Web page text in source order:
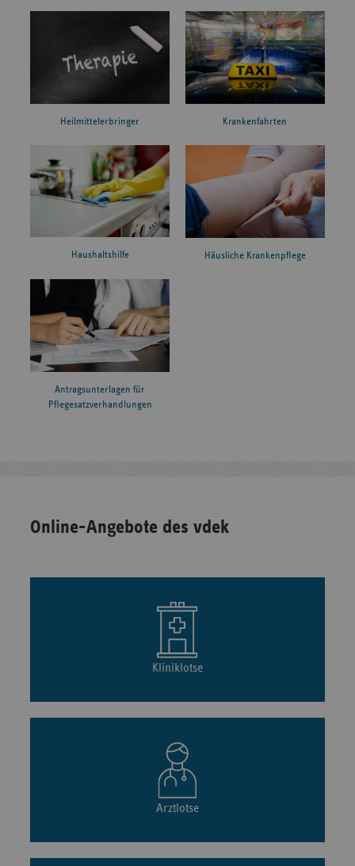
Heilmittelerbringer Krankenfahrten
Haushaltshilfe Häusliche Krankenpflege
Antragsunterlagen für
Pflegesatzverhandlungen
Online-Angebote des vdek
Kliniklotse
Arztlotse